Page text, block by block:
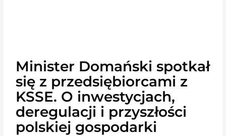
Minister Domański spotkał
się z przedsiębiorcami z
KSSE. O inwestycjach,
deregulacji i przyszłości
polskiej gospodarki